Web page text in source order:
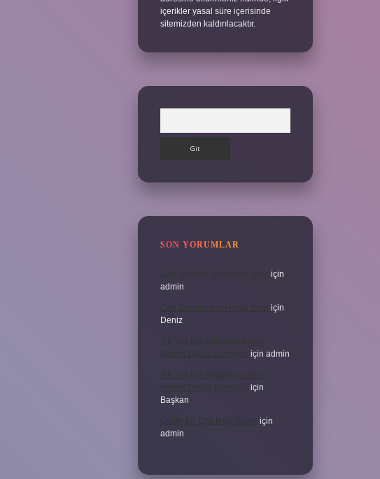
içerikler yasal süre içerisinde
sitemizden kaldırılacaktır.
SON YORUMLAR
Can Sıkıntısı Için Hangi Sure için
admin
Can Sıkıntısı Için Hangi Sure için
Deniz
3 6 Yaş Için Kitap Seçerken
Nelere Dikkat Etmeliyiz için admin
3 6 Yaş Için Kitap Seçerken
Nelere Dikkat Etmeliyiz için
Başkan
Cinler En Çok Neyi Sever için
admin